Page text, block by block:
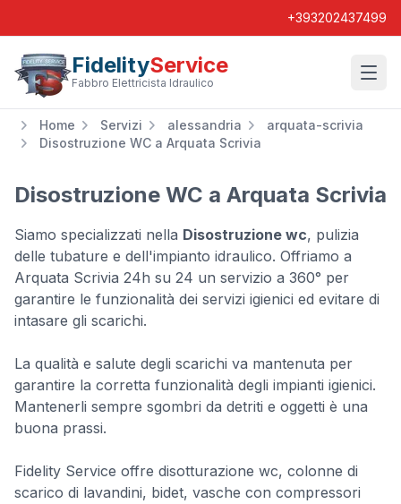
+393202437499
FidelityService
Fabbro Elettricista Idraulico
Home Servizi alessandria
arquata-scrivia
Disostruzione WC a Arquata Scrivia
Disostruzione WC a Arquata Scrivia
Siamo specializzati nella Disostruzione wc, pulizia
delle tubature e dell'impianto idraulico. Offriamo a
Arquata Scrivia 24h su 24 un servizio a 360° per
garantire le funzionalità dei servizi igienici ed evitare di
intasare gli scarichi.
La qualità e salute degli scarichi va mantenuta per
garantire la corretta funzionalità degli impianti igienici.
Mantenerli sempre sgombri da detriti e oggetti è una
buona prassi.
Fidelity Service offre disotturazione wc, colonne di
scarico di lavandini, bidet, vasche con compressori